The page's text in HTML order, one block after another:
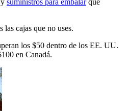
y suministros para embalarque
las cajas que no uses.
los $50 dentro de los EE. UU.
en Canadá.